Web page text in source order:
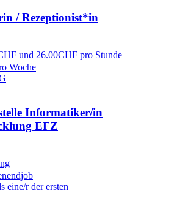
/ Rezeptionist*in
und 26.00CHF pro Stunde
Woche
Informatiker/in
EFZ
eine/r der ersten